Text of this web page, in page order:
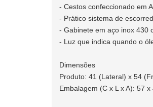
- Cestos confeccionado em
- Prático sistema de
- Gabinete em aço inox 430
- Luz que indica quando o
Dimensões
Produto: 41 (Lateral) x 54
Embalagem (C x L x A): 57 x